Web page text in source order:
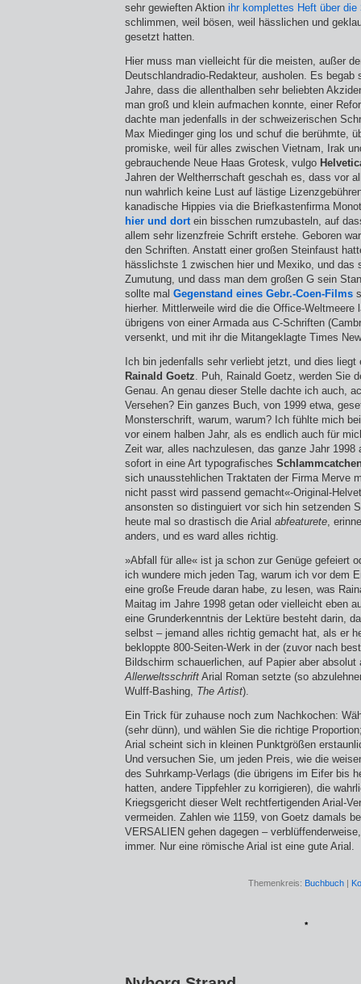
sehr gewieften Aktion ihr komplettes Heft über die
schlimmen, weil bösen, weil hässlichen und
gesetzt hatten.
Hier muss man vielleicht für die meisten, außer
Deutschlandradio-Redakteur, ausholen. Es begab
Jahre, dass die allenthalben sehr beliebten
man groß und klein aufmachen konnte, einer
dachte man jedenfalls in der schweize­rischen
Max Miedinger ging los und schuf die berühmte,
promiske, weil für alles zwischen Vietnam, Irak
gebrauchende Neue Haas Grotesk, vulgo
Jahren der Weltherrschaft geschah es, dass vor
nun wahrlich keine Lust auf lästige
kanadische Hippies via die Briefkastenfirma
hier und dortein bisschen rumzubasteln, auf
allem sehr lizenzfreie Schrift erstehe. Geboren
den Schriften. Anstatt einer großen Steinfaust
hässlichste 1 zwischen hier und Mexiko, und das
Zumutung, und dass man dem großen G sein
sollte mal Gegenstand eines Gebr.-Coen-Films
hierher. Mittlerweile wird die die Office-Weltmeere
übrigens von einer Armada aus C-Schriften
versenkt, und mit ihr die Mitangeklagte Times
Ich bin jedenfalls sehr verliebt jetzt, und dies
Rainald Goetz. Puh, Rainald Goetz, werden Sie
Genau. An genau dieser Stelle dachte ich auch,
Versehen? Ein ganzes Buch, von 1999 etwa,
Monsterschrift, warum, warum? Ich fühlte mich
vor einem halben Jahr, als es endlich auch für
Zeit war, alles nachzulesen, das ganze Jahr 1998
sofort in eine Art typografisches
sich unausstehlichen Traktaten der Firma Merve
nicht passt wird passend gemacht«-Original-
ansonsten so distinguiert vor sich hin setzenden
heute mal so drastisch die Arial abfeaturete,
anders, und es ward alles richtig.
»Abfall für alle« ist ja schon zur Genüge gefeiert
ich wundere mich jeden Tag, warum ich vor dem
eine große Freude daran habe, zu lesen, was
Maitag im Jahre 1998 getan oder vielleicht eben
eine Grunderkenntnis der Lektüre besteht darin,
selbst – jemand alles richtig gemacht hat, als er
bekloppte 800-Seiten-Werk in der (zuvor nach
Bildschirm schauerlichen, auf Papier aber absolut
Allerweltsschrift Arial Roman setzte (so
Wulff-Bashing, The Artist).
Ein Trick für zuhause noch zum Nachkochen:
(sehr dünn), und wählen Sie die richtige
Arial scheint sich in kleinen Punktgrößen
Und versuchen Sie, um jeden Preis, wie die
des Suhrkamp-Verlags (die übrigens im Eifer bis
hatten, andere Tippfehler zu korrigieren), die
Kriegsgericht dieser Welt rechtferti­genden Arial-
vermeiden. Zahlen wie 1159, von Goetz damals
VERSALIEN gehen dagegen –
immer. Nur eine römische Arial ist eine gute Arial.
Themenkreis: Buchbuch |
*